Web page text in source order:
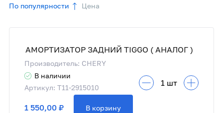
По популярности
Цена
АМОРТИЗАТОР ЗАДНИЙ TIGGO ( АНАЛОГ )
Производитель: CHERY
В наличии
Артикул: T11-2915010
1 550,00 ₽ В корзину